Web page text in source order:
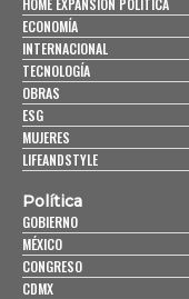
ECONOMÍA
INTERNACIONAL
TECNOLOGÍA
OBRAS
ESG
MUJERES
LIFEANDSTYLE
Política
GOBIERNO
MÉXICO
CONGRESO
CDMX